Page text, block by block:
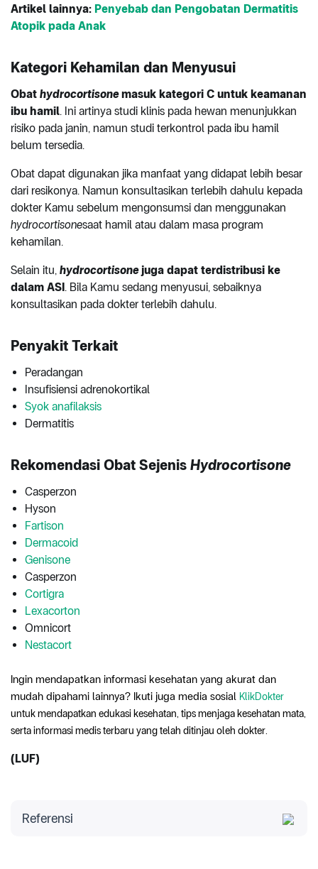
Artikel lainnya: Penyebab dan Pengobatan Dermatitis
Atopik pada Anak
Kategori Kehamilan dan Menyusui
Obat hydrocortisonemasuk kategori C untuk keamanan
ibu hamil. Ini artinya studi klinis pada hewan menunjukkan
risiko pada janin, namun studi terkontrol pada ibu hamil
belum tersedia.
Obat dapat digunakan jika manfaat yang didapat lebih besar
dari resikonya. Namun konsultasikan terlebih dahulu kepada
dokter Kamu sebelum mengonsumsi dan menggunakan
hydrocortisonesaat hamil atau dalam masa program
kehamilan.
Selain itu, hydrocortisonejuga dapat terdistribusi ke
dalam ASI. Bila Kamu sedang menyusui, sebaiknya
konsultasikan pada dokter terlebih dahulu.
Penyakit Terkait
Peradangan
Insufisiensi adrenokortikal
Syok anafilaksis
Dermatitis
Rekomendasi Obat Sejenis Hydrocortisone
Casperzon
Hyson
Fartison
Dermacoid
Genisone
Casperzon
Cortigra
Lexacorton
Omnicort
Nestacort
Ingin mendapatkan informasi kesehatan yang akurat dan
mudah dipahami lainnya? Ikuti juga media sosial KlikDokter
untuk mendapatkan edukasi kesehatan, tips menjaga kesehatan mata,
serta informasi medis terbaru yang telah ditinjau oleh dokter.
(LUF)
Referensi